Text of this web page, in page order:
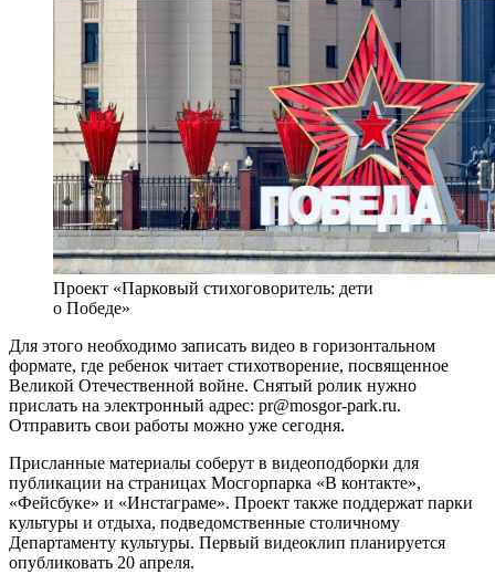
Проект «Парковый стихоговоритель: дети
о Победе»
Для этого необходимо записать видео в горизонтальном
формате, где ребенок читает стихотворение, посвященное
Великой Отечественной войне. Снятый ролик нужно
прислать на электронный адрес: pr@mosgor-park.ru.
Отправить свои работы можно уже сегодня.
Присланные материалы соберут в видеоподборки для
публикации на страницах Мосгорпарка «В контакте»,
«Фейсбуке» и «Инстаграме». Проект также поддержат парки
культуры и отдыха, подведомственные столичному
Департаменту культуры. Первый видеоклип планируется
опубликовать 20 апреля.